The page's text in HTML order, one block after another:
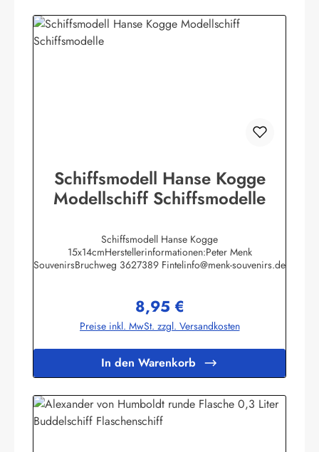
Schiffsmodell Hanse Kogge
Modellschiff Schiffsmodelle
Schiffsmodell Hanse Kogge
15x14cmHerstellerinformationen:Peter Menk
SouvenirsBruchweg 3627389 Fintelinfo@menk-souvenirs.de
Regulärer Preis:
8,95 €
Preise inkl. MwSt. zzgl. Versandkosten
In den Warenkorb